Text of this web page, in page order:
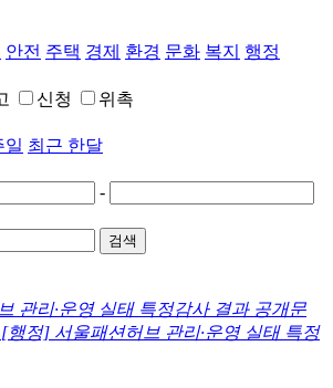
안전 주택 경제 환경 문화 복지
행정
신청
위촉
일 최근 한달
-
검색
관리·운영 실태 특정감사 결과 공개문
[행정] 서울패션허브 관리·운영 실태 특정